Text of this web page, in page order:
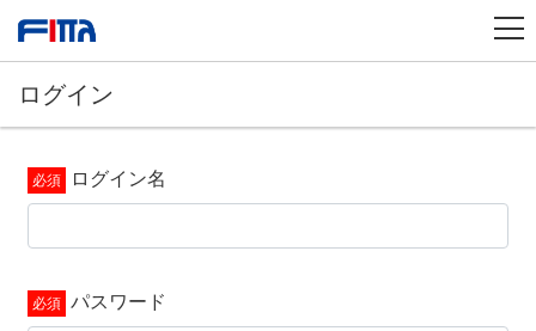
ログイン
ログイン名
パスワード